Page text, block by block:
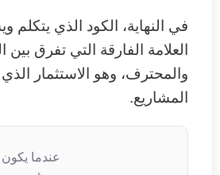
في النهاية، الكود الذي يتكلم
العلامة الفارقة التي تفرق بين
والمحترف، وهو الاستثمار
المشاريع.
عندما